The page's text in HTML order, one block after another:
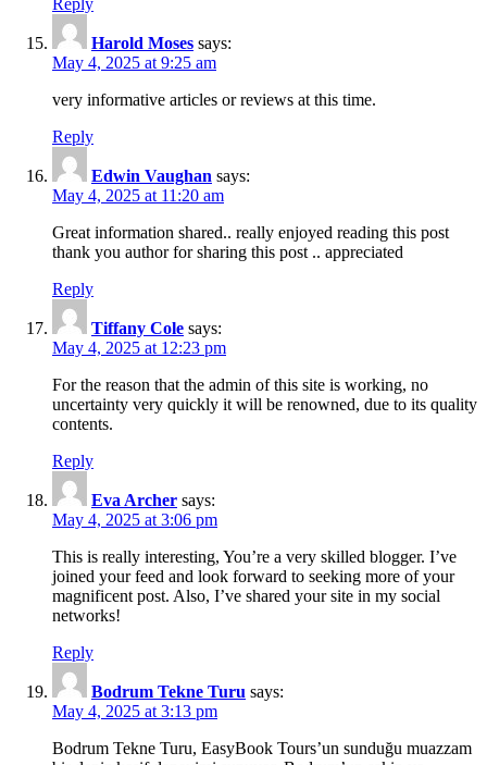
Reply
Harold Moses says:
May 4, 2025 at 9:25 am
very informative articles or reviews at this time.
Reply
Edwin Vaughan says:
May 4, 2025 at 11:20 am
Great information shared.. really enjoyed reading this post
thank you author for sharing this post .. appreciated
Reply
Tiffany Cole says:
May 4, 2025 at 12:23 pm
For the reason that the admin of this site is working, no
uncertainty very quickly it will be renowned, due to its quality
contents.
Reply
Eva Archer says:
May 4, 2025 at 3:06 pm
This is really interesting, You’re a very skilled blogger. I’ve
joined your feed and look forward to seeking more of your
magnificent post. Also, I’ve shared your site in my social
networks!
Reply
Bodrum Tekne Turu says:
May 4, 2025 at 3:13 pm
Bodrum Tekne Turu, EasyBook Tours’un sunduğu muazzam